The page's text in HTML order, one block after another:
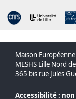
Maison
MESHS Lille Nord
365 bis rue Jules
Accessibilité :